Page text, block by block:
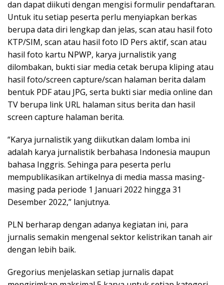
dan dapat diikuti dengan mengisi formulir pendaftaran.
Untuk itu setiap peserta perlu menyiapkan berkas
berupa data diri lengkap dan jelas, scan atau hasil foto
KTP/SIM, scan atau hasil foto ID Pers aktif, scan atau
hasil foto kartu NPWP, karya jurnalistik yang
dilombakan, bukti siar media cetak berupa kliping atau
hasil foto/screen capture/scan halaman berita dalam
bentuk PDF atau JPG, serta bukti siar media online dan
TV berupa link URL halaman situs berita dan hasil
screen capture halaman berita.
“Karya jurnalistik yang diikutkan dalam lomba ini
adalah karya jurnalistik berbahasa Indonesia maupun
bahasa Inggris. Sehinga para peserta perlu
mempublikasikan artikelnya di media massa masing-
masing pada periode 1 Januari 2022 hingga 31
Desember 2022,” lanjutnya.
PLN berharap dengan adanya kegiatan ini, para
jurnalis semakin mengenal sektor kelistrikan tanah air
dengan lebih baik.
Gregorius menjelaskan setiap jurnalis dapat